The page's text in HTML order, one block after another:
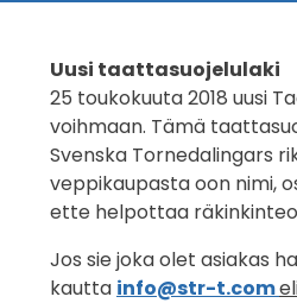
Uusi taattasuojelulaki
25 toukokuuta 2018 uusi
voihmaan. Tämä
Svenska Tornedalingars
veppikaupasta oon nimi,
ette helpottaa
Jos sie joka olet asiakas
kautta info@str-t.com